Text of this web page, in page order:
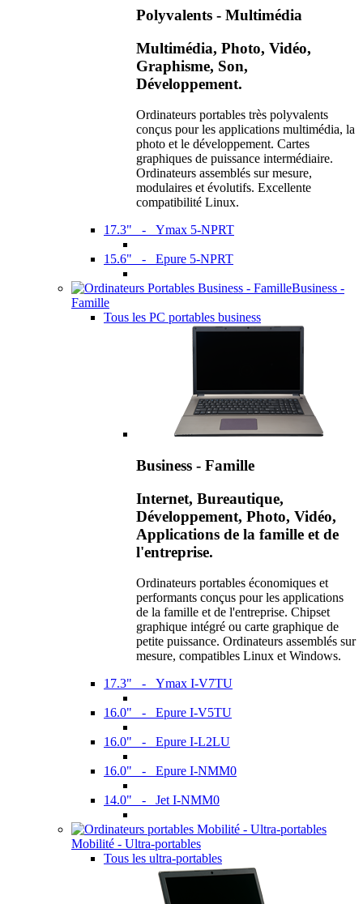
Polyvalents - Multimédia
Multimédia, Photo, Vidéo,
Graphisme, Son,
Développement.
Ordinateurs portables très polyvalents
conçus pour les applications multimédia, la
photo et le développement. Cartes
graphiques de puissance intermédiaire.
Ordinateurs assemblés sur mesure,
modulaires et évolutifs. Excellente
compatibilité Linux.
17.3" - Ymax 5-NPRT
15.6" - Epure 5-NPRT
Business -
Famille
Tous les PC portables business
Business - Famille
Internet, Bureautique,
Développement, Photo, Vidéo,
Applications de la famille et de
l'entreprise.
Ordinateurs portables économiques et
performants conçus pour les applications
de la famille et de l'entreprise. Chipset
graphique intégré ou carte graphique de
petite puissance. Ordinateurs assemblés sur
mesure, compatibles Linux et Windows.
17.3" - Ymax I-V7TU
16.0" - Epure I-V5TU
16.0" - Epure I-L2LU
16.0" - Epure I-NMM0
14.0" - Jet I-NMM0
Mobilité - Ultra-portables
Tous les ultra-portables